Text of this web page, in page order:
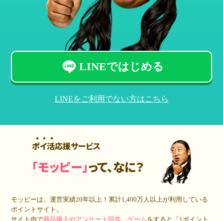
LINEではじめる
LINEをご利用でない方はこちら
ポイ活応援サービス
「モッピー」って、なに？
モッピーは、運営実績20年以上！累計1,400万人 以上が利用している
ポイントサイト。
サイト内で商品購入やアンケート回答、ゲームをすると「1ポイント